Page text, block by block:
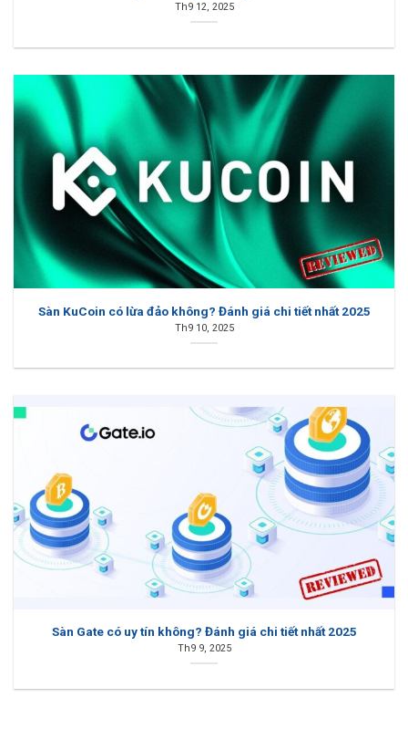
Th9 12, 2025
Sàn KuCoin có lừa đảo không? Đánh giá chi tiết nhất 2025
Th9 10, 2025
Sàn Gate có uy tín không? Đánh giá chi tiết nhất 2025
Th9 9, 2025